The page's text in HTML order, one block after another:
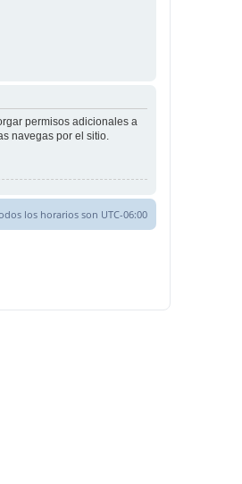
permisos adicionales a
navegas por el sitio.
los horarios son UTC-06:00